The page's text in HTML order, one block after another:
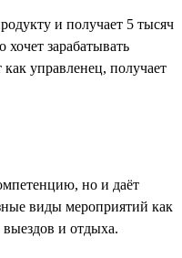
и получает 5 тысяч
зарабатывать
управленец, получает
но и даёт
виды мероприятий как
и отдыха.